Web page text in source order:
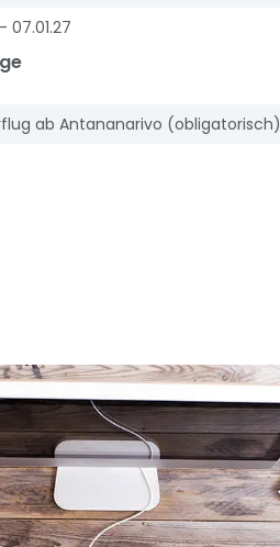
07.01.27
ab Antananarivo (obligatorisch)